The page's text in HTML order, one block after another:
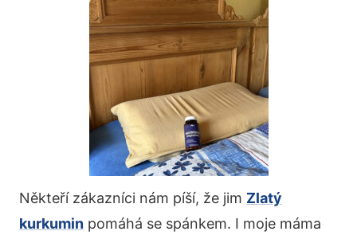
Někteří zákazníci nám píší, že jim Zlatý
kurkumin pomáhá se spánkem. I moje máma